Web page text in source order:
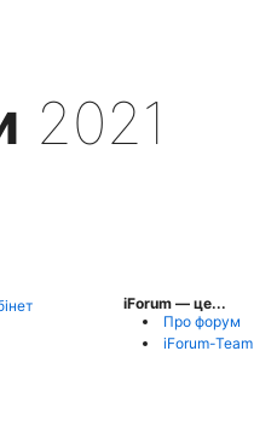
2021
iForum — це...
Про форум
iForum-Team